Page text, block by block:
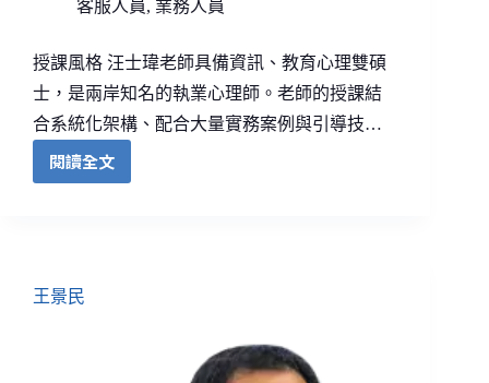
客服人員, 業務人員
授課風格 汪士瑋老師具備資訊、教育心理雙碩
士，是兩岸知名的執業心理師。老師的授課結
合系統化架構、配合大量實務案例與引導技…
閱讀全文
王景民